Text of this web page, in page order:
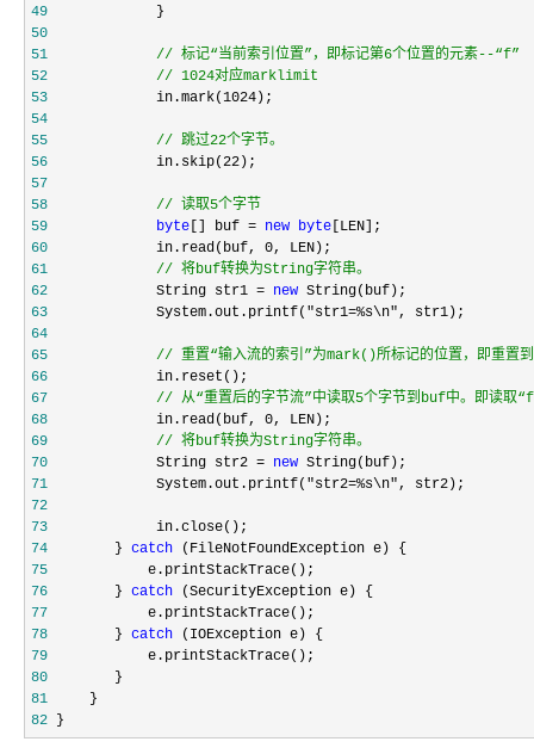
49
50
51
//
52
// 1024对应marklimit
53
             in.mark(1024
54
55
// 跳过22个字节。
56
             in.skip(22
57
58
// 读取5个字节
59
byte [] buf = new byte
60
             in.read(buf, 0
61
// 将buf转换为String字符串。
62
             String str1 =
new
63
             System.out.printf("str1=%s\n"
64
65
// 重置“输入流的索引”为mark()所标记的位置，即重置
66
67
// 从“重置后的字节流”中读取5个字节到buf中。即读
68
             in.read(buf, 0
69
// 将buf转换为String字符串。
70
             String str2 =
new
71
             System.out.printf("str2=%s\n"
72
73
74
        }
catch
75
76
        }
catch
77
78
        }
catch
79
80
81
82 }